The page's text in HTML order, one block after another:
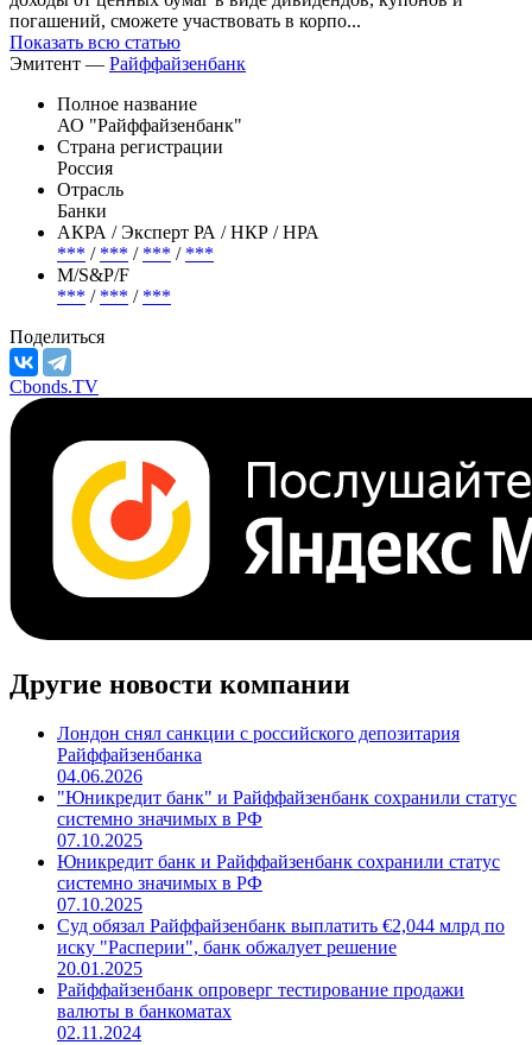
погашений, сможете участвовать в корпо...
Показать всю статью
Эмитент — Райффайзенбанк
Полное название
АО "Райффайзенбанк"
Страна регистрации
Россия
Отрасль
Банки
АКРА / Эксперт РА / НКР / НРА
*** / *** / *** / ***
М/S&P/F
*** / *** / ***
Поделиться
Cbonds.TV
Другие новости компании
Лондон снял санкции с российского депозитария
Райффайзенбанка
04.06.2026
"Юникредит банк" и Райффайзенбанк сохранили статус
системно значимых в РФ
07.10.2025
Юникредит банк и Райффайзенбанк сохранили статус
системно значимых в РФ
07.10.2025
Суд обязал Райффайзенбанк выплатить €2,044 млрд по
иску "Расперии", банк обжалует решение
20.01.2025
Райффайзенбанк опроверг тестирование продажи
валюты в банкоматах
02.11.2024